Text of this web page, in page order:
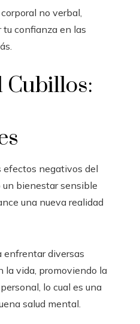
no verbal,
confianza en las
Cubillos:
efectos negativos del
bienestar sensible
una nueva realidad
enfrentar diversas
la vida, promoviendo la
lo cual es una
salud mental.